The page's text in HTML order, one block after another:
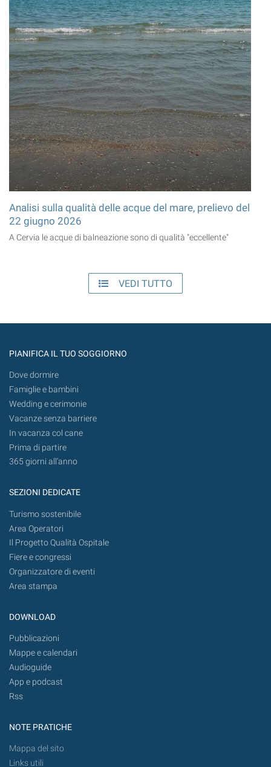
Analisi sulla qualità delle acque del mare, prelievo del
22 giugno 2026
A Cervia le acque di balneazione sono di qualità "eccellente"
VEDI TUTTO
PIANIFICA IL TUO SOGGIORNO
Dove dormire
Famiglie e bambini
Wedding e cerimonie
Vacanze senza barriere
In vacanza col cane
Prima di partire
365 giorni all’anno
SEZIONI DEDICATE
Turismo sostenibile
Area Operatori
Il Progetto Qualità Ospitale
Fiere e congressi
Organizzatore di eventi
Area stampa
DOWNLOAD
Pubblicazioni
Mappe e calendari
Audioguide
App e podcast
Rss
NOTE PRATICHE
Mappa del sito
Links utili